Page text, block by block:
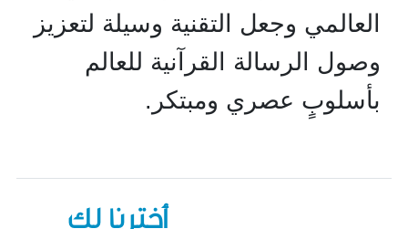
أخترنا لك
العالمي وجعل التقنية وسيلة لتعزيز
وصول الرسالة القرآنية للعالم
بأسلوبٍ عصري ومبتكر.